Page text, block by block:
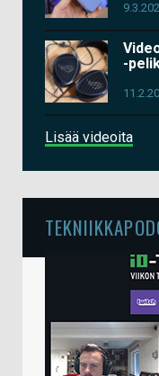
-
Lisää videoita